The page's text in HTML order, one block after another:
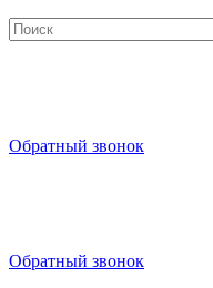
Обратный звонок
Обратный звонок